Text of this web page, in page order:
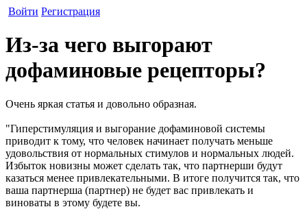
Войти Регистрация
Из-за чего выгорают
дофаминовые рецепторы?
Очень яркая статья и довольно образная.
"Гиперстимуляция и выгорание дофаминовой системы
приводит к тому, что человек начинает получать меньше
удовольствия от нормальных стимулов и нормальных людей.
Избыток новизны может сделать так, что партнерши будут
казаться менее привлекательными. В итоге получится так, что
ваша партнерша (партнер) не будет вас привлекать и
виноваты в этому будете вы.